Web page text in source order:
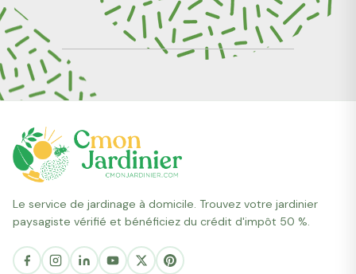
Le service de jardinage à domicile. Trouvez votre jardinier
paysagiste vérifié et bénéficiez du crédit d'impôt 50 %.